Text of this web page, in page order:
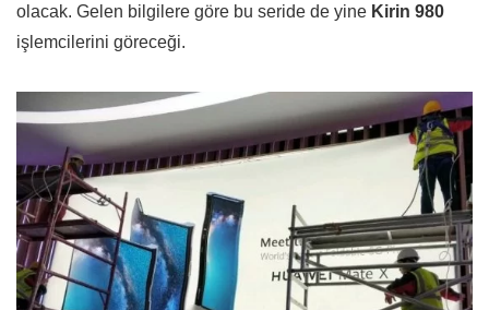
olacak. Gelen bilgilere göre bu seride de yine Kirin 980
işlemcilerini göreceği.